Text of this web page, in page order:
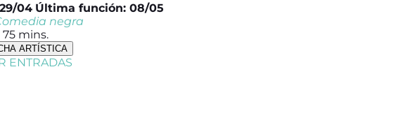
04 Última función: 08/05
negra
mins.
ARTÍSTICA
ENTRADAS